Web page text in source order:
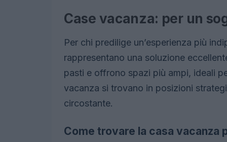
Case vacanza: per un
Per chi predilige un’esperienza più
rappresentano una soluzione
pasti e offrono spazi più ampi, ideali
vacanza si trovano in posizioni
circostante.
Come trovare la casa vacanza